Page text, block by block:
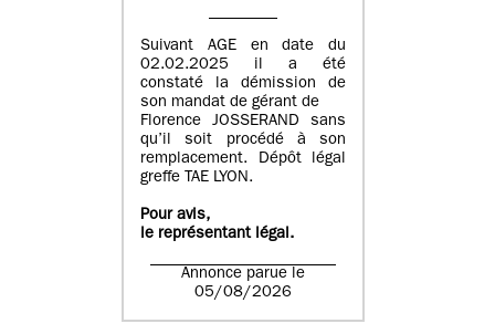
Suivant AGE en date du
02.02.2025 il a été
constaté la démission de
son mandat de gérant de
Florence JOSSERAND sans
qu’il soit procédé à son
remplacement. Dépôt légal
greffe TAE LYON.
Pour avis,
le représentant légal.
Annonce parue le
05/08/2026